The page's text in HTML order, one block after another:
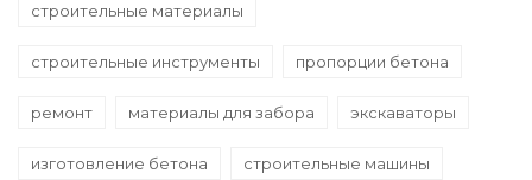
строительные материалы
строительные инструменты пропорции бетона
ремонт материалы для забора экскаваторы
изготовление бетона строительные машины